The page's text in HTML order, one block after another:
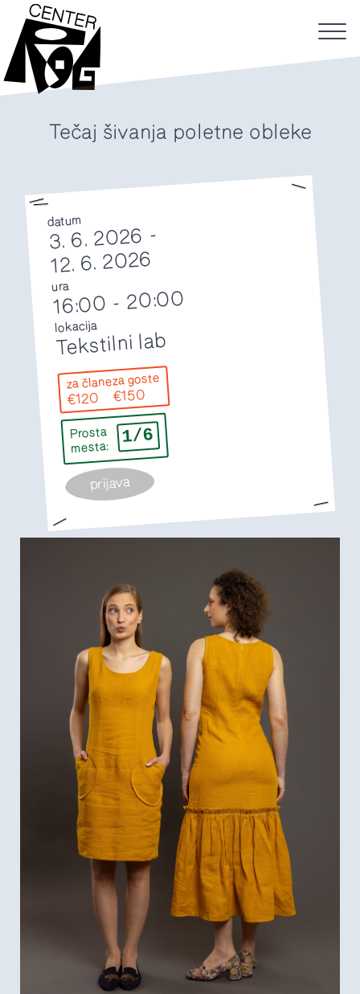
Tečaj šivanja poletne obleke
datum
3. 6. 2026 -
12. 6. 2026
ura
16:00 - 20:00
lokacija
Tekstilni lab
za člane
€120
za goste
€150
Prosta
mesta: 1/6
prijava